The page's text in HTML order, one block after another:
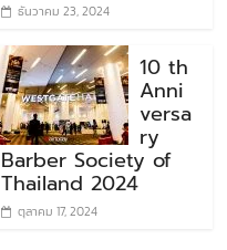
ธันวาคม 23, 2024
10 th
Anni
versa
ry
Barber Society of
Thailand 2024
ตุลาคม 17, 2024